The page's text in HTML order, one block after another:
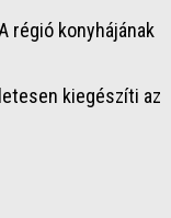
régió konyhájának
kiegészíti az